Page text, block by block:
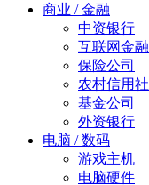
商业 / 金融
中资银行
互联网金融
保险公司
农村信用社
基金公司
外资银行
电脑 / 数码
游戏主机
电脑硬件